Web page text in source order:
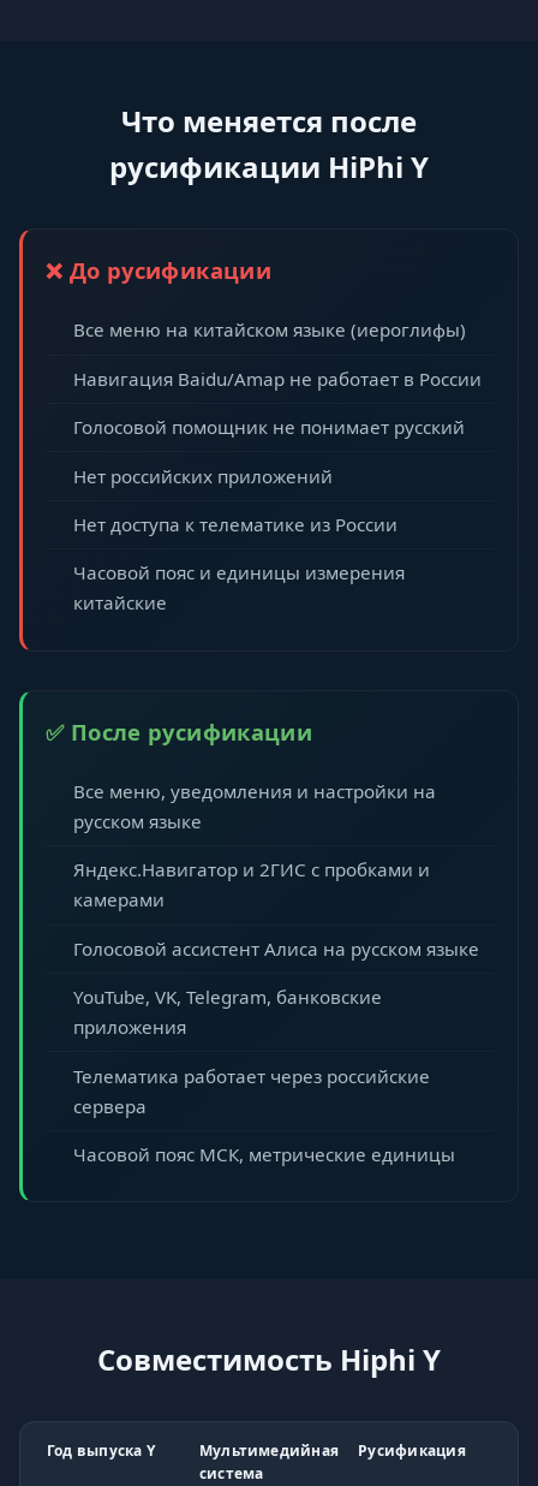
Что меняется после
русификации HiPhi Y
❌ До русификации
Все меню на китайском языке (иероглифы)
Навигация Baidu/Amap не работает в России
Голосовой помощник не понимает русский
Нет российских приложений
Нет доступа к телематике из России
Часовой пояс и единицы измерения
китайские
✅ После русификации
Все меню, уведомления и настройки на
русском языке
Яндекс.Навигатор и 2ГИС с пробками и
камерами
Голосовой ассистент Алиса на русском языке
YouTube, VK, Telegram, банковские
приложения
Телематика работает через российские
сервера
Часовой пояс МСК, метрические единицы
Совместимость Hiphi Y
Год выпуска Y
Мультимедийная
система
Русификация